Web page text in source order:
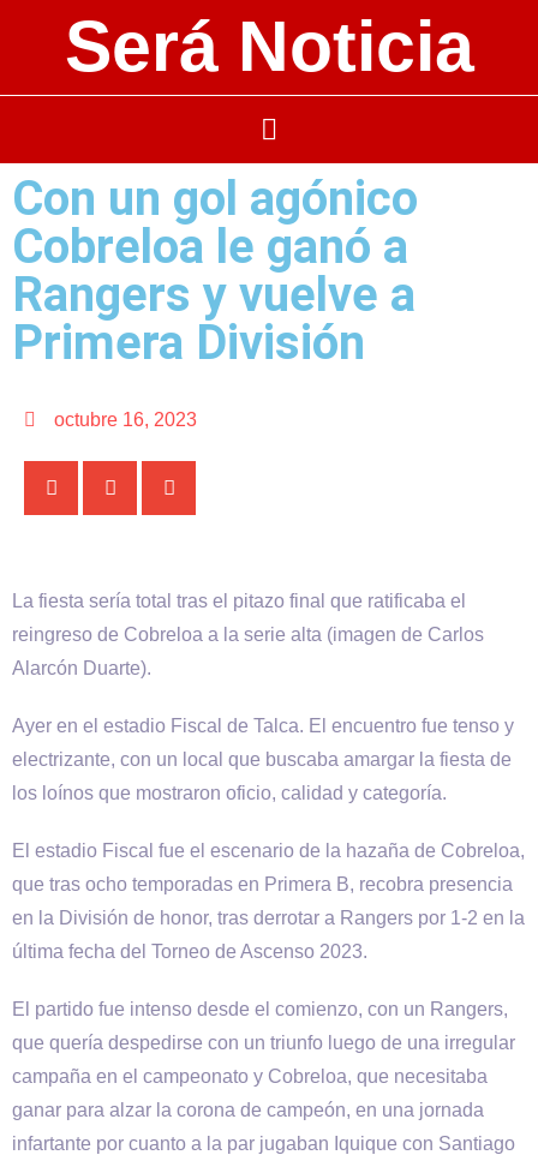
Será Noticia
Con un gol agónico
Cobreloa le ganó a
Rangers y vuelve a
Primera División
octubre 16, 2023
La fiesta sería total tras el pitazo final que ratificaba el
reingreso de Cobreloa a la serie alta (imagen de Carlos
Alarcón Duarte).
Ayer en el estadio Fiscal de Talca. El encuentro fue tenso y
electrizante, con un local que buscaba amargar la fiesta de
los loínos que mostraron oficio, calidad y categoría.
El estadio Fiscal fue el escenario de la hazaña de Cobreloa,
que tras ocho temporadas en Primera B, recobra presencia
en la División de honor, tras derrotar a Rangers por 1-2 en la
última fecha del Torneo de Ascenso 2023.
El partido fue intenso desde el comienzo, con un Rangers,
que quería despedirse con un triunfo luego de una irregular
campaña en el campeonato y Cobreloa, que necesitaba
ganar para alzar la corona de campeón, en una jornada
infartante por cuanto a la par jugaban Iquique con Santiago